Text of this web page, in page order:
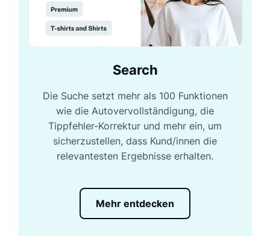
Search
Die Suche setzt mehr als 100 Funktionen
wie die Autovervollständigung, die
Tippfehler-Korrektur und mehr ein, um
sicherzustellen, dass Kund/innen die
relevantesten Ergebnisse erhalten.
Mehr entdecken